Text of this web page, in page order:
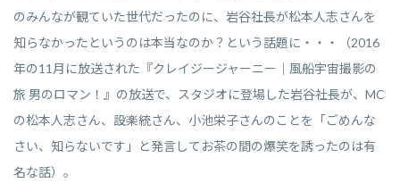
のみんなが観ていた世代だったのに、岩谷社長が松本人志さんを
知らなかったというのは本当なのか？という話題に・・・（2016
年の11月に放送された『クレイジージャーニー｜風船宇宙撮影の
旅 男のロマン！』の放送で、スタジオに登場した岩谷社長が、MC
の松本人志さん、設楽統さん、小池栄子さんのことを「ごめんな
さい、知らないです」と発言してお茶の間の爆笑を誘ったのは有
名な話）。